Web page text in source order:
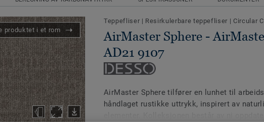
produktet i et rom
Teppefliser | Resirkulerbare teppefliser | Circular
AirMaster Sphere -
AD21 9107
AirMaster Sphere tilfører en lunhet til
håndlaget rustikke uttrykk, inspirert av